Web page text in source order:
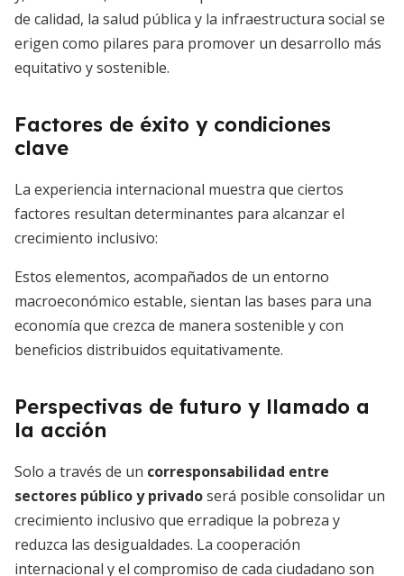
de calidad, la salud pública y la infraestructura social se
erigen como pilares para promover un desarrollo más
equitativo y sostenible.
Factores de éxito y condiciones
clave
La experiencia internacional muestra que ciertos
factores resultan determinantes para alcanzar el
crecimiento inclusivo:
Estos elementos, acompañados de un entorno
macroeconómico estable, sientan las bases para una
economía que crezca de manera sostenible y con
beneficios distribuidos equitativamente.
Perspectivas de futuro y llamado a
la acción
Solo a través de un corresponsabilidad entre
sectores público y privadoserá posible consolidar un
crecimiento inclusivo que erradique la pobreza y
reduzca las desigualdades. La cooperación
internacional y el compromiso de cada ciudadano son